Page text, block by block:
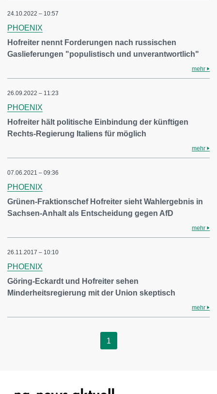
24.10.2022 – 10:57
PHOENIX
Hofreiter nennt Forderungen nach russischen
Gaslieferungen "populistisch und unverantwortlich"
mehr
26.09.2022 – 11:23
PHOENIX
Hofreiter hält politische Einbindung der künftigen
Rechts-Regierung Italiens für möglich
mehr
07.06.2021 – 09:36
PHOENIX
Grünen-Fraktionschef Hofreiter sieht Wahlergebnis in
Sachsen-Anhalt als Entscheidung gegen AfD
mehr
26.11.2017 – 10:10
PHOENIX
Göring-Eckardt und Hofreiter sehen
Minderheitsregierung mit der Union skeptisch
mehr
1